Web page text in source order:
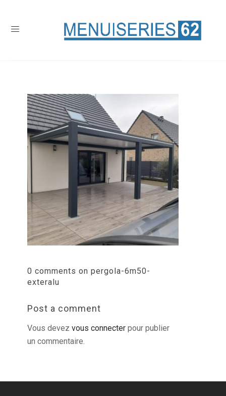
0 comments on pergola-6m50-
exteralu
Post a comment
Vous devez vous connecter pour publier
un commentaire.